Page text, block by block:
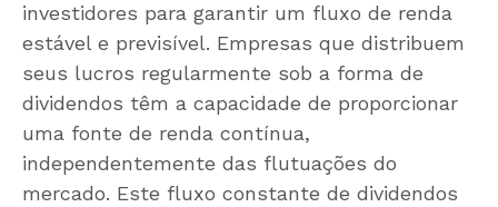
investidores para garantir um fluxo de renda
estável e previsível. Empresas que distribuem
seus lucros regularmente sob a forma de
dividendos têm a capacidade de proporcionar
uma fonte de renda contínua,
independentemente das flutuações do
mercado. Este fluxo constante de dividendos